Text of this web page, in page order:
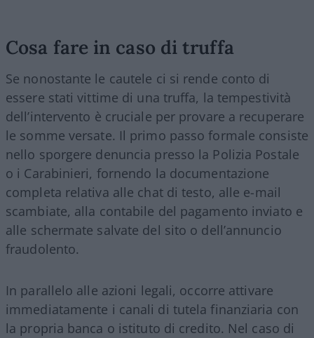
Cosa fare in caso di truffa
Se nonostante le cautele ci si rende conto di
essere stati vittime di una truffa, la tempestività
dell’intervento è cruciale per provare a recuperare
le somme versate. Il primo passo formale consiste
nello sporgere denuncia presso la Polizia Postale
o i Carabinieri, fornendo la documentazione
completa relativa alle chat di testo, alle e-mail
scambiate, alla contabile del pagamento inviato e
alle schermate salvate del sito o dell’annuncio
fraudolento.
In parallelo alle azioni legali, occorre attivare
immediatamente i canali di tutela finanziaria con
la propria banca o istituto di credito. Nel caso di